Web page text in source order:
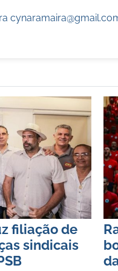
filiação de
sindicais